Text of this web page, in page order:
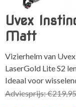
Uvex
Matt
Vizierhelm van
LaserGold Lite S2
Ideaal voor
Adviesprijs:€219,95